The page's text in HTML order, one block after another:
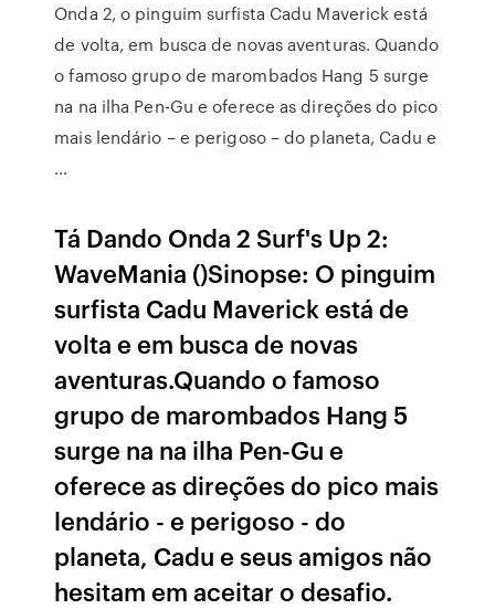
Onda 2, o pinguim surfista Cadu Maverick está
de volta, em busca de novas aventuras. Quando
o famoso grupo de marombados Hang 5 surge
na na ilha Pen-Gu e oferece as direções do pico
mais lendário – e perigoso – do planeta, Cadu e
…
Tá Dando Onda 2 Surf's Up 2:
WaveMania ()Sinopse: O pinguim
surfista Cadu Maverick está de
volta e em busca de novas
aventuras.Quando o famoso
grupo de marombados Hang 5
surge na na ilha Pen-Gu e
oferece as direções do pico mais
lendário - e perigoso - do
planeta, Cadu e seus amigos não
hesitam em aceitar o desafio.